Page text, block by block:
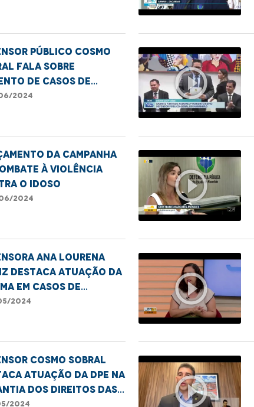
público Cosmo
fala sobre
de casos de
contra idosos
2024 play_circle_outline
da Campanha
à Violência
o Idoso
2024 play_circle_outline
Ana Lourena
destaca atuação da
em casos de
2024 play_circle_outline
Cosmo Sobral
atuação da DPE na
dos direitos das
com deficiência
2024 play_circle_outline